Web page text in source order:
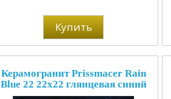
Купить
Керамогранит Prissmacer Rain
Blue 22 22x22 глянцевая синий